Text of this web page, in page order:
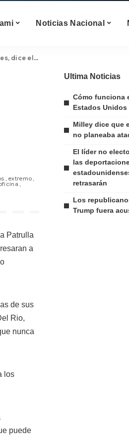
Noticias Nacional
fotógrafo
extremo
Patrulla
a
de sus
Rio,
nunca
los
puede
Ultima Noticias
Cómo funciona
Estados Unidos
Milley dice que
no planeaba
El líder no
las
retrasarán
Los
Trump fuera